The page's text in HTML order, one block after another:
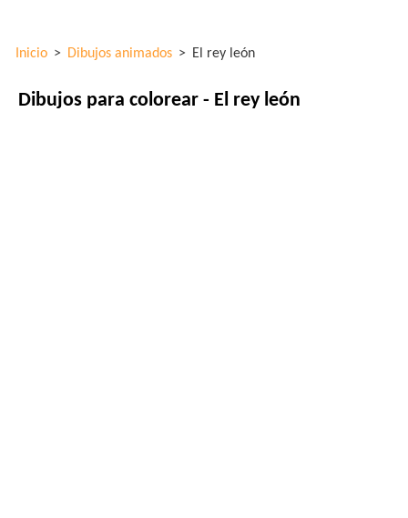
Inicio > Dibujos animados > El rey león
Dibujos para colorear - El rey león